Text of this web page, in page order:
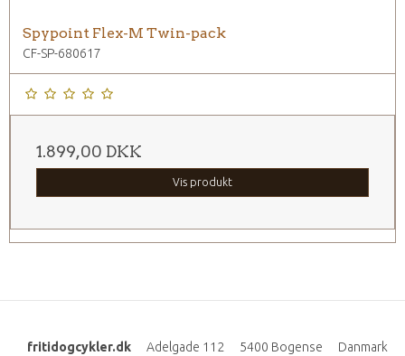
Spypoint Flex-M Twin-pack
CF-SP-680617
1.899,00 DKK
Vis produkt
fritidogcykler.dk Adelgade 112 5400 Bogense
Danmark